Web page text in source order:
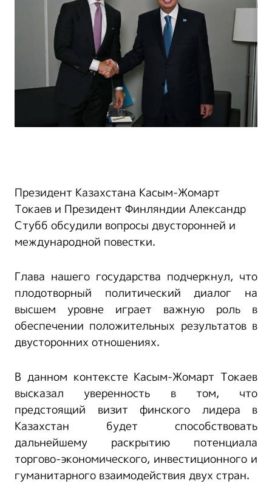
Президент Казахстана Касым-Жомарт
Токаев и Президент Финляндии Александр
Стубб обсудили вопросы двусторонней и
международной повестки.
Глава нашего государства подчеркнул, что
плодотворный политический диалог на
высшем уровне играет важную роль в
обеспечении положительных результатов в
двусторонних отношениях.
В данном контексте Касым-Жомарт Токаев
высказал уверенность в том, что
предстоящий визит финского лидера в
Казахстан будет способствовать
дальнейшему раскрытию потенциала
торгово-экономического, инвестиционного и
гуманитарного взаимодействия двух стран.